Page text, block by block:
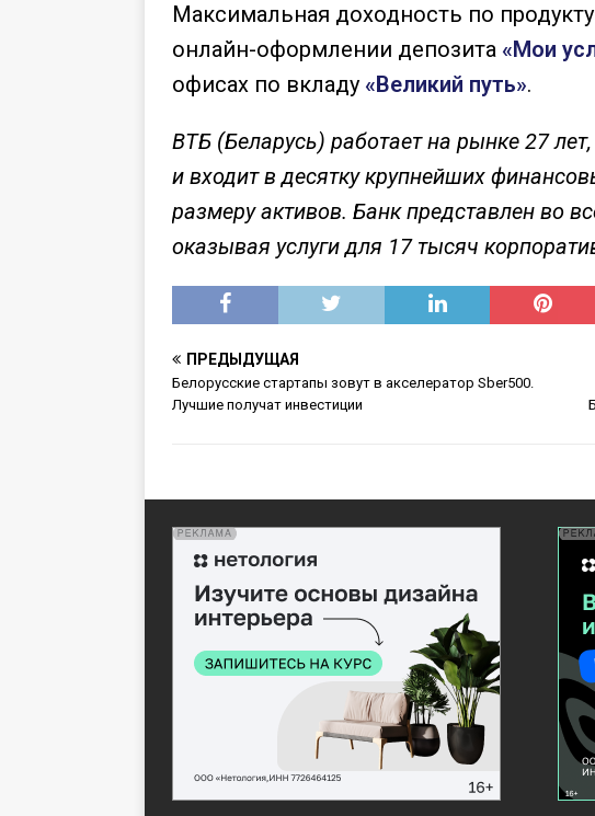
Максимальная доходность по
онлайн-оформлении депозита «Мои
офисах по вкладу «Великий путь».
ВТБ (Беларусь) работает на рынке 27
и входит в десятку крупнейших
размеру активов. Банк представлен во
оказывая услуги для 17 тысяч
ПРЕДЫДУЩАЯ
Белорусские стартапы зовут в акселератор Sber500.
Лучшие получат инвестиции